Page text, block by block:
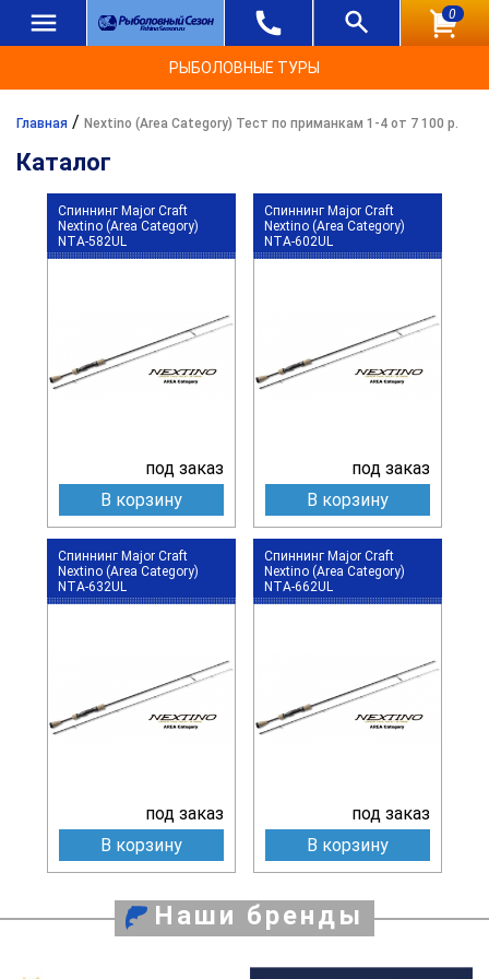
0
РЫБОЛОВНЫЕ ТУРЫ
Главная / Nextino (Area Category) Тест по приманкам 1-4 от 7 100 р.
Каталог
Спиннинг Major Craft
Nextino (Area Category)
NTA-582UL
под заказ
В корзину
Спиннинг Major Craft
Nextino (Area Category)
NTA-602UL
под заказ
В корзину
Спиннинг Major Craft
Nextino (Area Category)
NTA-632UL
под заказ
В корзину
Спиннинг Major Craft
Nextino (Area Category)
NTA-662UL
под заказ
В корзину
Наши бренды